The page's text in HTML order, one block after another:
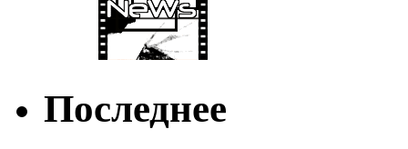
Последнее